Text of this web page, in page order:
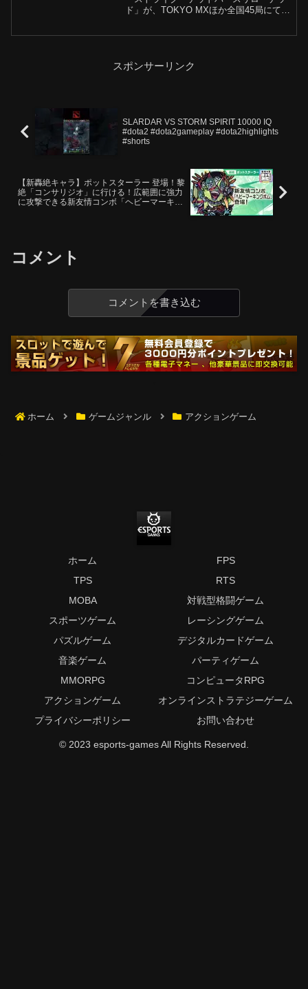
ド」が、TOKYO MXほか全国45局にて10
スポンサーリンク
SLARDAR VS STORM SPIRIT 10000 IQ
#dota2 #dota2gameplay #dota2highlights
#shorts
【新轟絶キャラ】ポットスターラー 登場！黎
絶「コンサリジオ」に行ける！広範囲に強力
に攻撃できる新友情コンボ「ヘビーマーキン
コメント
コメントを書き込む
ホーム ゲームジャンル アクションゲーム
ホーム
FPS
TPS
RTS
MOBA
対戦型格闘ゲーム
スポーツゲーム
レーシングゲーム
パズルゲーム
デジタルカードゲーム
音楽ゲーム
パーティゲーム
MMORPG
コンピュータRPG
アクションゲーム
オンラインストラテジーゲーム
プライバシーポリシー
お問い合わせ
© 2023 esports-games All Rights Reserved.